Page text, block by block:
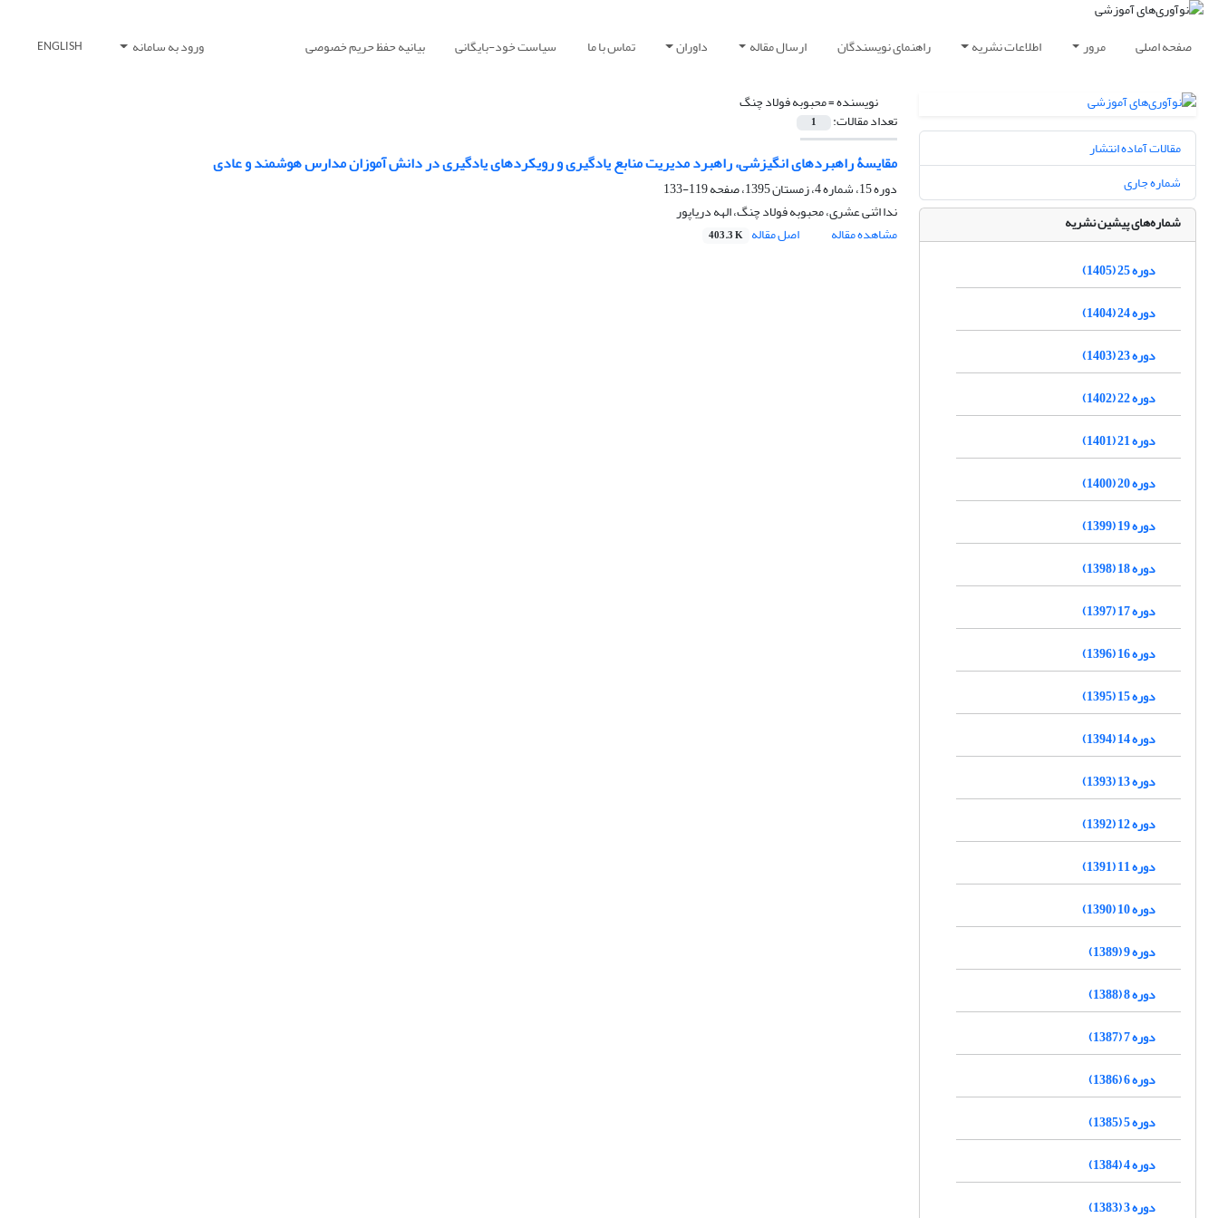
صفحه اصلی مرور اطلاعات نشریه راهنمای نویسندگان ارسال مقاله داوران تماس با ما سیاست خود-بایگانی بیانیه حفظ حریم خصوصی ورود به سامانه ENGLISH
نویسنده =محبوبه فولاد چنگ
تعداد مقالات: 1
مقایسۀ راهبردهای انگیزشی، راهبرد مدیریت منابع یادگیری و رویکردهای یادگیری در دانش آموزان مدارس هوشمند و عادی
دوره 15، شماره 4، زمستان 1395، صفحه
119-133
ندا اثنی عشری، محبوبه فولاد چنگ، الهه دریاپور
مشاهده مقاله
اصل مقاله 403.3 K
مقالات آماده انتشار
شماره جاری
شماره‌های پیشین نشریه
دوره 25 (1405)
دوره 24 (1404)
دوره 23 (1403)
دوره 22 (1402)
دوره 21 (1401)
دوره 20 (1400)
دوره 19 (1399)
دوره 18 (1398)
دوره 17 (1397)
دوره 16 (1396)
دوره 15 (1395)
دوره 14 (1394)
دوره 13 (1393)
دوره 12 (1392)
دوره 11 (1391)
دوره 10 (1390)
دوره 9 (1389)
دوره 8 (1388)
دوره 7 (1387)
دوره 6 (1386)
دوره 5 (1385)
دوره 4 (1384)
دوره 3 (1383)